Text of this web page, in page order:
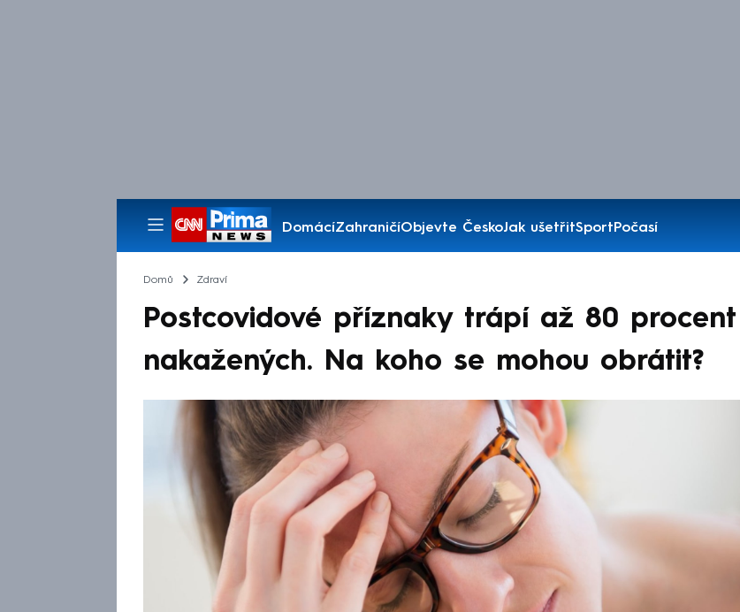
DomácíZahraničíObjevte ČeskoJak ušetřitSportPočasí
Pořady
Domů Zdraví
Postcovidové příznaky trápí až 80 procent
nakažených. Na koho se mohou obrátit?